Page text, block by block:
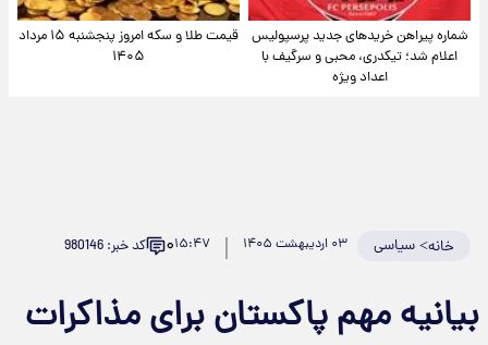
شماره پیراهن خریدهای جدید پرسپولیس
اعلام شد؛ تیکدری، محبی و سرگیف با
اعداد ویژه
قیمت طلا و سکه امروز پنجشنبه ۱۵ مرداد
۱۴۰۵
خانه>سیاسی ۰۳ اردیبهشت ۱۴۰۵ ۱۵:۴۷۰ کد خبر: 980146
بیانیه مهم پاکستان برای مذاکرات